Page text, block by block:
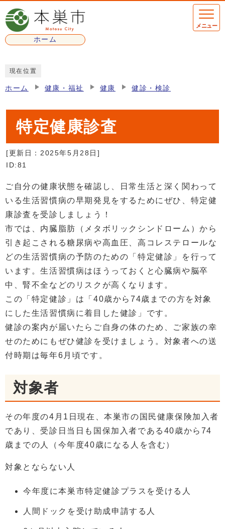
ページの先頭です
ホーム
メニュー
現在位置
ホーム 健康・福祉 健康 健診・検診
特定健康診査
[更新日： 2025年5月28日 ]
ID:81
ご自分の健康状態を確認し、日常生活と深く関わって
いる生活習慣病の早期発見をするためにぜひ、特定健
康診査を受診しましょう！
市では、内臓脂肪（メタボリックシンドローム）から
引き起こされる糖尿病や高血圧、高コレステロールな
どの生活習慣病の予防のための「特定健診」を行って
います。生活習慣病はほうっておくと心臓病や脳卒
中、腎不全などのリスクが高くなります。
この「特定健診」は「40歳から74歳までの方を対象
にした生活習慣病に着目した健診」です。
健診の案内が届いたらご自身の体のため、ご家族の幸
せのためにもぜひ健診を受けましょう。対象者への送
付時期は毎年6月頃です。
対象者
その年度の4月1日現在、本巣市の国民健康保険加入者
であり、受診日当日も国保加入者である40歳から74
歳までの人（今年度40歳になる人を含む）
対象とならない人
今年度に本巣市特定健診プラスを受ける人
人間ドックを受け助成申請する人